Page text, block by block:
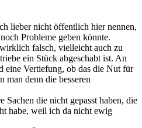
lieber nicht öffentlich hier nennen,
Probleme geben könnte.
falsch, vielleicht auch zu
ein Stück abgeschabt ist. An
eine Vertiefung, ob das die Nut für
man denn die besseren
Sachen die nicht gepasst haben, die
habe, weil ich da nicht ewig